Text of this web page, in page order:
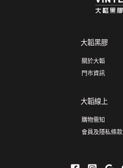
大韜黑膠
關於大韜
門市資訊
大韜線上
購物需知
會員及隱私條款